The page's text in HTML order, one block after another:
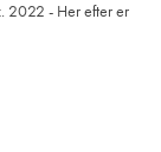
2022 - Her efter er